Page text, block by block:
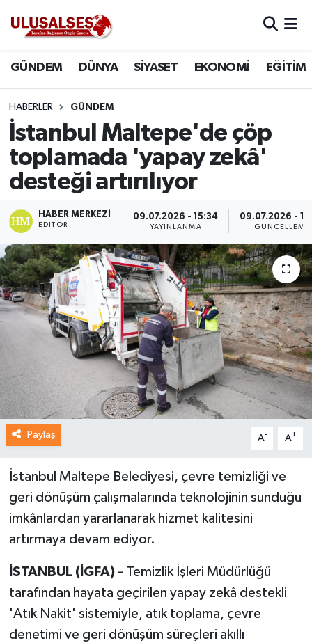
GÜNDEM DÜNYA SİYASET EKONOMİ EĞİTİM
HABERLER GÜNDEM
İstanbul Maltepe'de çöp
toplamada 'yapay zekâ'
desteği artırılıyor
HABER MERKEZI
EDITÖR
09.07.2026 - 15:34
YAYINLANMA
09.07.2026 -
GÜNCELLEME
Paylaş A- A+
İstanbul Maltepe Belediyesi, çevre temizliği ve
geri dönüşüm çalışmalarında teknolojinin sunduğu
imkânlardan yararlanarak hizmet kalitesini
artırmaya devam ediyor.
İSTANBUL (İGFA) - Temizlik İşleri Müdürlüğü
tarafından hayata geçirilen yapay zekâ destekli
'Atık Nakit' sistemiyle, atık toplama, çevre
denetimi ve geri dönüşüm süreçleri akıllı
DÜNYA
SİYASET
EKONOMİ
EĞİTİM
SAĞLIK
MAGAZİN
SPOR
Trafik Durumu
Süper Lig Puan Durumu ve Fikstür
Tüm Manşetler
Son Dakika Haberleri
Haber Arşivi